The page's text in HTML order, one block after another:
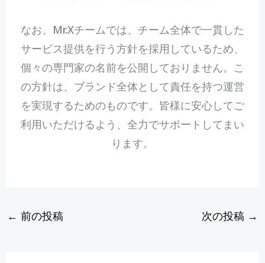
なお、Mr.Xチームでは、チーム全体で一貫した
サービス提供を行う方針を採用しているため、
個々の専門家の名前を公開しておりません。こ
の方針は、ブランド全体として責任を持つ運営
を実現するためのものです。皆様に安心してご
利用いただけるよう、全力でサポートしてまい
ります。
← 前の投稿 次の投稿 →